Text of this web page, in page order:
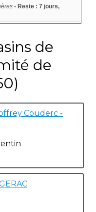
- Reste : 7 jours,
de
de
Couderc -